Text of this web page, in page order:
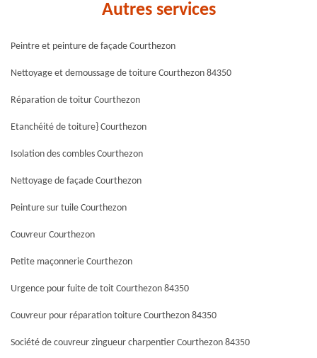
Autres services
Peintre et peinture de façade Courthezon
Nettoyage et demoussage de toiture Courthezon 84350
Réparation de toitur Courthezon
Etanchéité de toiture} Courthezon
Isolation des combles Courthezon
Nettoyage de façade Courthezon
Peinture sur tuile Courthezon
Couvreur Courthezon
Petite maçonnerie Courthezon
Urgence pour fuite de toit Courthezon 84350
Couvreur pour réparation toiture Courthezon 84350
Société de couvreur zingueur charpentier Courthezon 84350